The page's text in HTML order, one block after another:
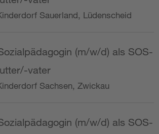
Sauerland, Lüdenscheid
(m/w/d) als SOS-
vater
Sachsen, Zwickau
(m/w/d) als SOS-